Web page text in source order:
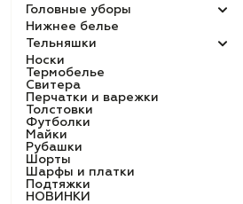
Головные уборы
Нижнее белье
Тельняшки
Носки
Термобелье
Свитера
Перчатки и варежки
Толстовки
Футболки
Майки
Рубашки
Шорты
Шарфы и платки
Подтяжки
НОВИНКИ